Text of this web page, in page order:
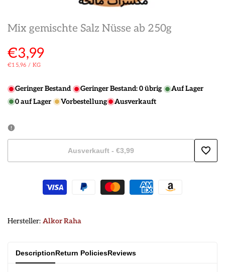
Mix gemischte Salz Nüsse ab 250g
Verkaufspreis
€3,99
STÜCKPREIS
€15,96 / PRO
KG
Geringer Bestand Geringer Bestand:0übrig
Auf Lager
0auf Lager Vorbestellung Ausverkauft
Ausverkauft - €3,99
Zur
Hersteller: Hersteller:
Alkor Raha
DescriptionReturn PoliciesReviews